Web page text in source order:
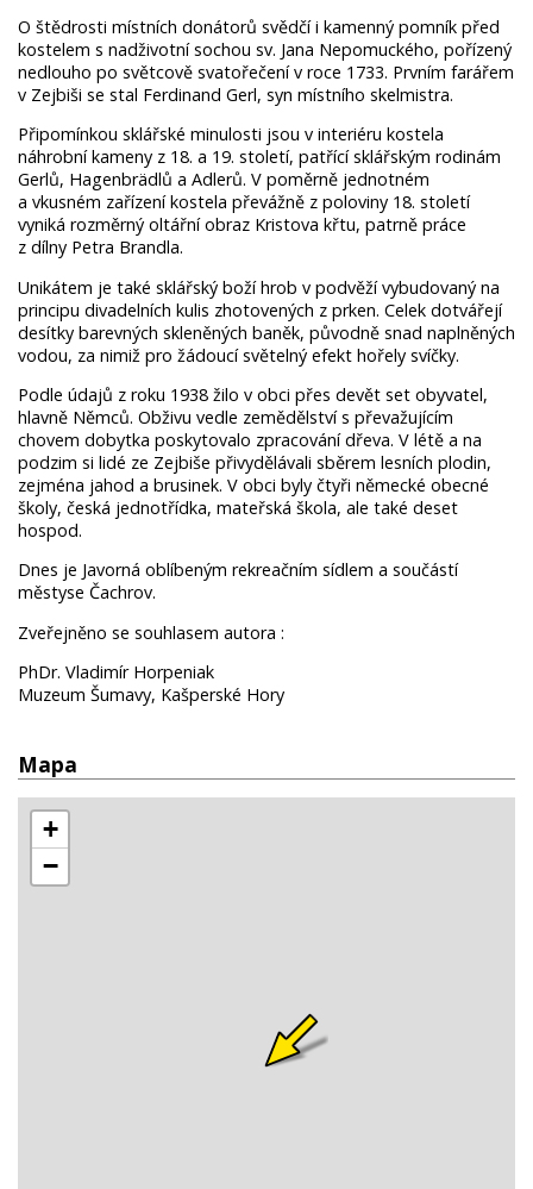
O štědrosti místních donátorů svědčí i kamenný pomník před
kostelem s nadživotní sochou sv. Jana Nepomuckého, pořízený
nedlouho po světcově svatořečení v roce 1733. Prvním farářem
v Zejbiši se stal Ferdinand Gerl, syn místního skelmistra.
Připomínkou sklářské minulosti jsou v interiéru kostela
náhrobní kameny z 18. a 19. století, patřící sklářským rodinám
Gerlů, Hagenbrädlů a Adlerů. V poměrně jednotném
a vkusném zařízení kostela převážně z poloviny 18. století
vyniká rozměrný oltářní obraz Kristova křtu, patrně práce
z dílny Petra Brandla.
Unikátem je také sklářský boží hrob v podvěží vybudovaný na
principu divadelních kulis zhotovených z prken. Celek dotvářejí
desítky barevných skleněných baněk, původně snad naplněných
vodou, za nimiž pro žádoucí světelný efekt hořely svíčky.
Podle údajů z roku 1938 žilo v obci přes devět set obyvatel,
hlavně Němců. Obživu vedle zemědělství s převažujícím
chovem dobytka poskytovalo zpracování dřeva. V létě a na
podzim si lidé ze Zejbiše přivydělávali sběrem lesních plodin,
zejména jahod a brusinek. V obci byly čtyři německé obecné
školy, česká jednotřídka, mateřská škola, ale také deset
hospod.
Dnes je Javorná oblíbeným rekreačním sídlem a součástí
městyse Čachrov.
Zveřejněno se souhlasem autora :
PhDr. Vladimír Horpeniak
Muzeum Šumavy, Kašperské Hory
Mapa